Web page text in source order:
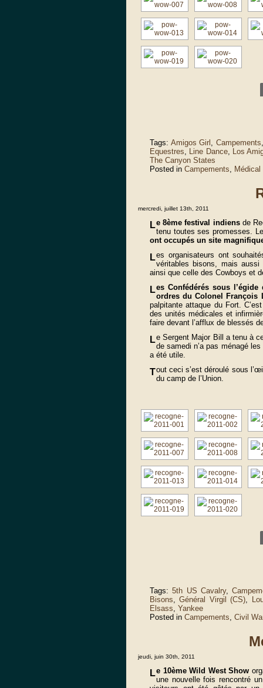
Tags: Amigos Girl ,Campements
Equestres, Line Dance, Los
The Canyon States
Posted in Campements,
mercredi, juillet 13th, 2011
Le 8ème festival indiensde
tenu toutes ses promesses.
ont occupés un site
Les organisateurs ont
véritables bisons, mais
ainsi que celle des Cowboys et
Les Confédérés sous
ordres du Colonel François
palpitante attaque du Fort.
des unités médicales et
faire devant l’afflux de blessés
Le Sergent Major Bill a tenu à
de samedi n’a pas ménagé
a été utile.
Tout ceci s’est déroulé sous
du camp de l’Union.
Tags:5th US Cavalry,
Bisons,Général Virgil (CS),
Elsass, Yankee
Posted in Campements, Civil
jeudi, juin 30th, 2011
Le 10ème Wild West Show
une nouvelle fois rencontré